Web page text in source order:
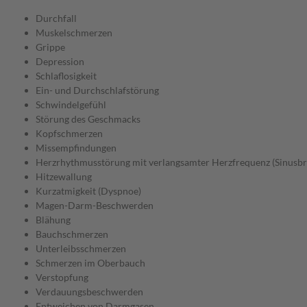
Durchfall
Muskelschmerzen
Grippe
Depression
Schlaflosigkeit
Ein- und Durchschlafstörung
Schwindelgefühl
Störung des Geschmacks
Kopfschmerzen
Missempfindungen
Herzrhythmusstörung mit verlangsamter Herzfrequenz
Hitzewallung
Kurzatmigkeit (Dyspnoe)
Magen-Darm-Beschwerden
Blähung
Bauchschmerzen
Unterleibsschmerzen
Schmerzen im Oberbauch
Verstopfung
Verdauungsbeschwerden